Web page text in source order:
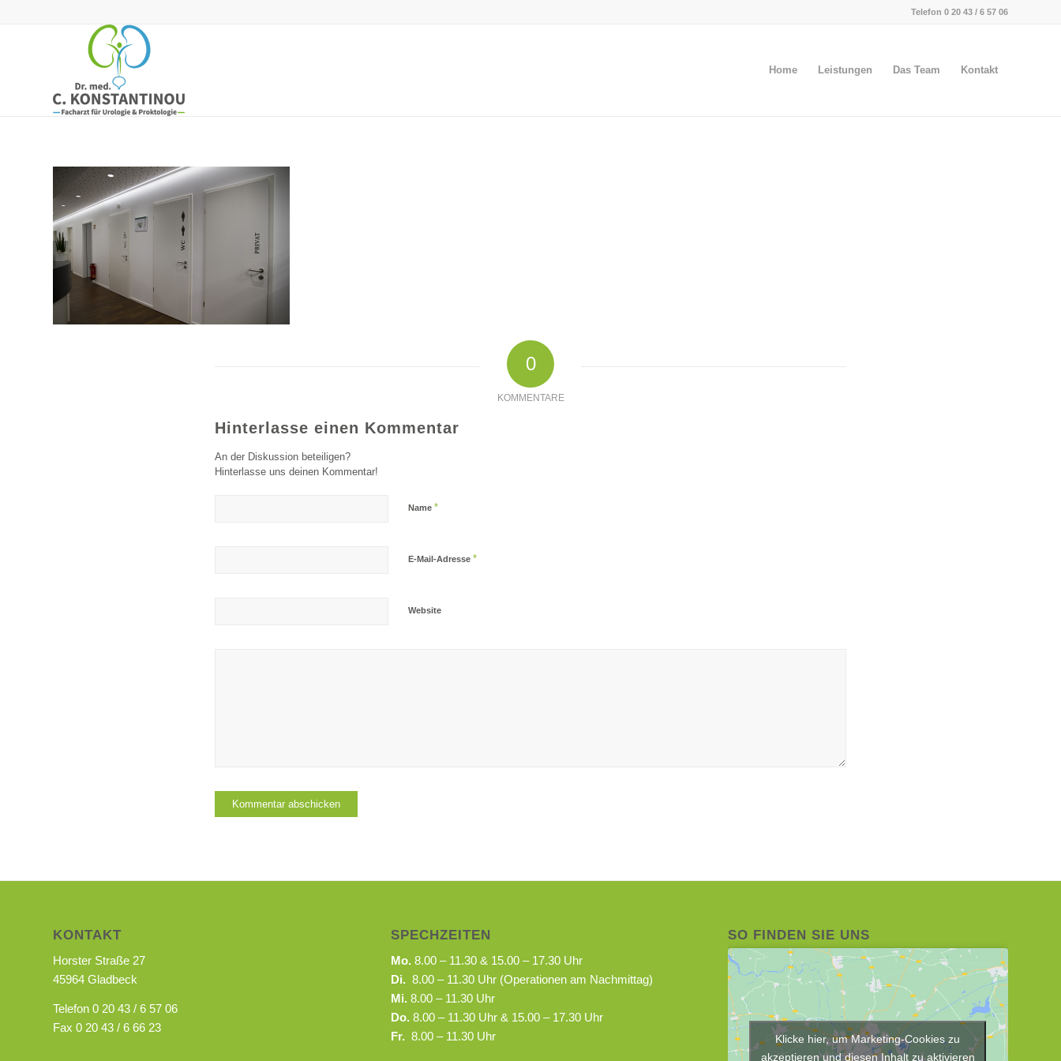
Telefon 0 20 43 / 6 57 06
Home Leistungen Das Team Kontakt
0
KOMMENTARE
Hinterlasse einen Kommentar
An der Diskussion beteiligen?
Hinterlasse uns deinen Kommentar!
Name *
E-Mail-Adresse *
Website
KONTAKT
Horster Straße 27
45964 Gladbeck
Telefon 0 20 43 / 6 57 06
Fax 0 20 43 / 6 66 23
SPECHZEITEN
Mo.8.00 – 11.30 & 15.00 – 17.30 Uhr
Di.8.00 – 11.30 Uhr (Operationen am Nachmittag)
Mi.8.00 – 11.30 Uhr
Do.8.00 – 11.30 Uhr & 15.00 – 17.30 Uhr
Fr.8.00 – 11.30 Uhr
SO FINDEN SIE UNS
Klicke hier, um Marketing-Cookies zu
akzeptieren und diesen Inhalt zu aktivieren